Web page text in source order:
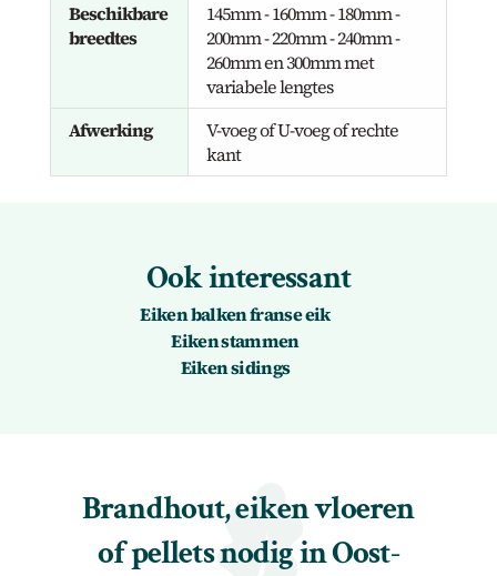
Beschikbare
breedtes
145mm - 160mm - 180mm -
200mm - 220mm - 240mm -
260mm en 300mm met
variabele lengtes
Afwerking
V-voeg of U-voeg of rechte
kant
Ook interessant
Eiken balken franse eik
Eiken stammen
Eiken sidings
Brandhout, eiken vloeren
of pellets nodig in Oost-